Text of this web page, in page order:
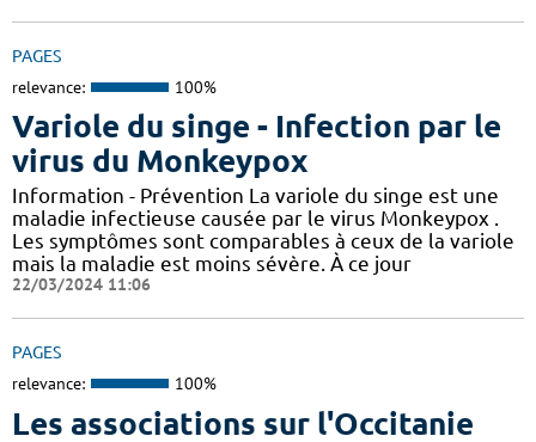
PAGES
relevance: 100%
Variole du singe - Infection par le
virus du Monkeypox
Information - Prévention La variole du singe est une
maladie infectieuse causée par le virus Monkeypox .
Les symptômes sont comparables à ceux de la variole
mais la maladie est moins sévère. À ce jour
22/03/2024 11:06
PAGES
relevance: 100%
Les associations sur l'Occitanie